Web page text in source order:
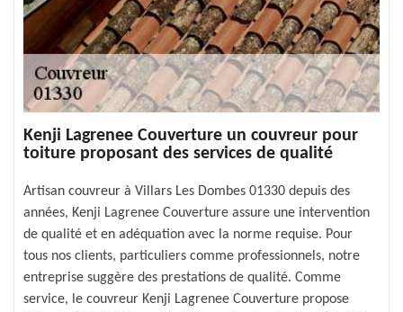
Kenji Lagrenee Couverture un couvreur pour
toiture proposant des services de qualité
Artisan couvreur à Villars Les Dombes 01330 depuis des
années, Kenji Lagrenee Couverture assure une intervention
de qualité et en adéquation avec la norme requise. Pour
tous nos clients, particuliers comme professionnels, notre
entreprise suggère des prestations de qualité. Comme
service, le couvreur Kenji Lagrenee Couverture propose